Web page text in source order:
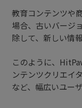
教育コンテンツや
場合、古いバージ
除して、新しい情
このように、
ンテンツクリエイ
など、幅広いユー